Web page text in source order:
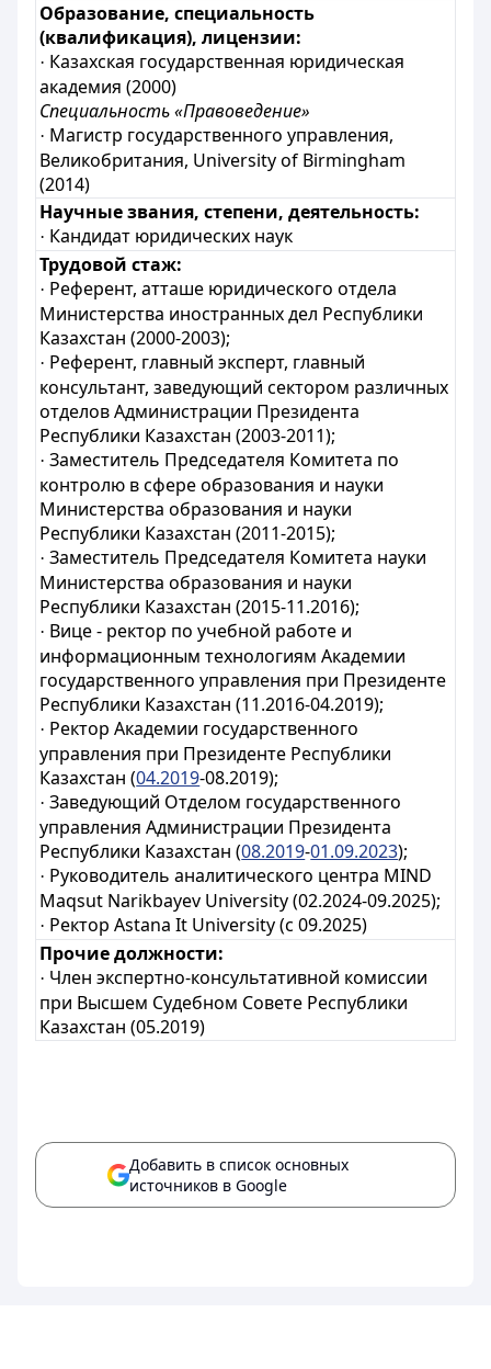
Образование, специальность
(квалификация), лицензии:
· Казахская государственная юридическая
академия (2000)
Специальность «Правоведение»
· Магистр государственного управления,
Великобритания, University of Birmingham
(2014)
Научные звания, степени, деятельность:
· Кандидат юридических наук
Трудовой стаж:
· Референт, атташе юридического отдела
Министерства иностранных дел Республики
Казахстан (2000-2003);
· Референт, главный эксперт, главный
консультант, заведующий сектором различных
отделов Администрации Президента
Республики Казахстан (2003-2011);
· Заместитель Председателя Комитета по
контролю в сфере образования и науки
Министерства образования и науки
Республики Казахстан (2011-2015);
· Заместитель Председателя Комитета науки
Министерства образования и науки
Республики Казахстан (2015-11.2016);
· Вице - ректор по учебной работе и
информационным технологиям Академии
государственного управления при Президенте
Республики Казахстан (11.2016-04.2019);
· Ректор Академии государственного
управления при Президенте Республики
Казахстан (04.2019-08.2019);
· Заведующий Отделом государственного
управления Администрации Президента
Республики Казахстан (08.2019-01.09.2023);
· Руководитель аналитического центра MIND
Maqsut Narikbayev University (02.2024-09.2025);
· Ректор Astana It University (с 09.2025)
Прочие должности:
· Член экспертно-консультативной комиссии
при Высшем Судебном Совете Республики
Казахстан (05.2019)
Добавить в список основных
источников в Google